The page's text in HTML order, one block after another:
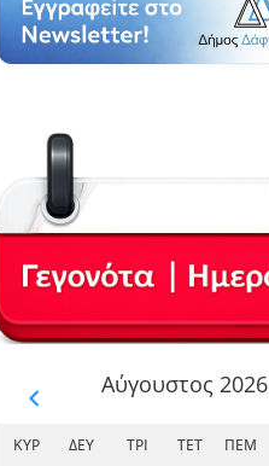
Αύγουστος 2026
ΚΥΡ ΔΕΥ ΤΡΊ ΤΕΤ ΠΈΜ